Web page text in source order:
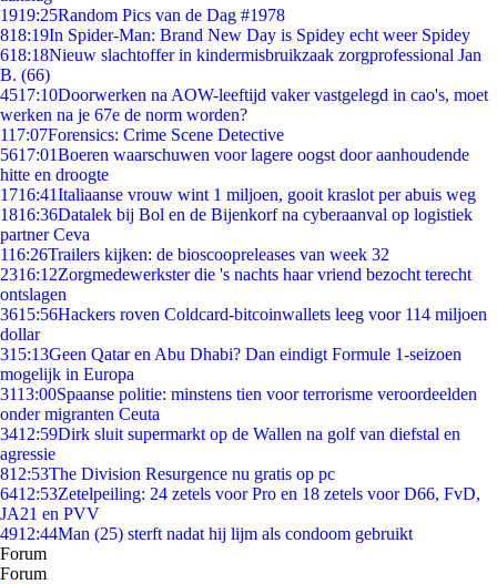
1919:25Random Pics van de Dag #1978
818:19In Spider-Man: Brand New Day is Spidey echt weer Spidey
618:18Nieuw slachtoffer in kindermisbruikzaak zorgprofessional Jan
B. (66)
4517:10Doorwerken na AOW-leeftijd vaker vastgelegd in cao's, moet
werken na je 67e de norm worden?
117:07Forensics: Crime Scene Detective
5617:01Boeren waarschuwen voor lagere oogst door aanhoudende
hitte en droogte
1716:41Italiaanse vrouw wint 1 miljoen, gooit kraslot per abuis weg
1816:36Datalek bij Bol en de Bijenkorf na cyberaanval op logistiek
partner Ceva
116:26Trailers kijken: de bioscoopreleases van week 32
2316:12Zorgmedewerkster die 's nachts haar vriend bezocht terecht
ontslagen
3615:56Hackers roven Coldcard-bitcoinwallets leeg voor 114 miljoen
dollar
315:13Geen Qatar en Abu Dhabi? Dan eindigt Formule 1-seizoen
mogelijk in Europa
3113:00Spaanse politie: minstens tien voor terrorisme veroordeelden
onder migranten Ceuta
3412:59Dirk sluit supermarkt op de Wallen na golf van diefstal en
agressie
812:53The Division Resurgence nu gratis op pc
6412:53Zetelpeiling: 24 zetels voor Pro en 18 zetels voor D66, FvD,
JA21 en PVV
4912:44Man (25) sterft nadat hij lijm als condoom gebruikt
Forum
Forum